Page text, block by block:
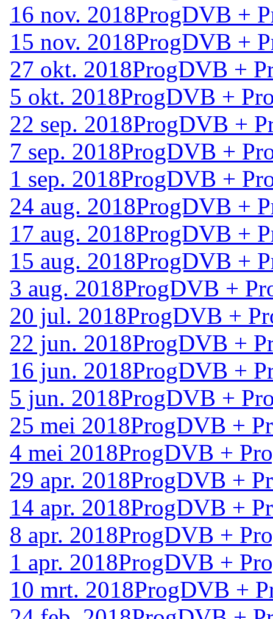
16 nov. 2018ProgDVB +
15 nov. 2018ProgDVB +
27 okt. 2018ProgDVB +
5 okt. 2018ProgDVB +
22 sep. 2018ProgDVB +
7 sep. 2018ProgDVB +
1 sep. 2018ProgDVB +
24 aug. 2018ProgDVB +
17 aug. 2018ProgDVB +
15 aug. 2018ProgDVB +
3 aug. 2018ProgDVB +
20 jul. 2018ProgDVB +
22 jun. 2018ProgDVB +
16 jun. 2018ProgDVB +
5 jun. 2018ProgDVB +
25 mei 2018ProgDVB +
4 mei 2018ProgDVB +
29 apr. 2018ProgDVB +
14 apr. 2018ProgDVB +
8 apr. 2018ProgDVB +
1 apr. 2018ProgDVB +
10 mrt. 2018ProgDVB +